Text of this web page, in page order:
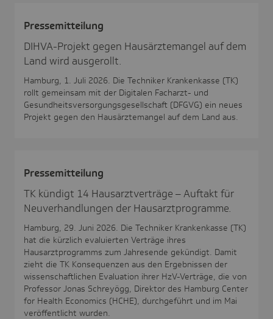
Pres­se­mit­tei­lung
DIHVA-Projekt gegen Hausärztemangel auf dem
Land wird ausgerollt.
Hamburg, 1. Juli 2026. Die Techniker Krankenkasse (TK)
rollt gemeinsam mit der Digitalen Facharzt- und
Gesundheitsversorgungsgesellschaft (DFGVG) ein neues
Projekt gegen den Hausärztemangel auf dem Land aus.
Pres­se­mit­tei­lung
TK kündigt 14 Hausarztverträge – Auftakt für
Neuverhandlungen der Hausarztprogramme.
Hamburg, 29. Juni 2026. Die Techniker Krankenkasse (TK)
hat die kürzlich evaluierten Verträge ihres
Hausarztprogramms zum Jahresende gekündigt. Damit
zieht die TK Konsequenzen aus den Ergebnissen der
wissenschaftlichen Evaluation ihrer HzV-Verträge, die von
Professor Jonas Schreyögg, Direktor des Hamburg Center
for Health Economics (HCHE), durchgeführt und im Mai
veröffentlicht wurden.